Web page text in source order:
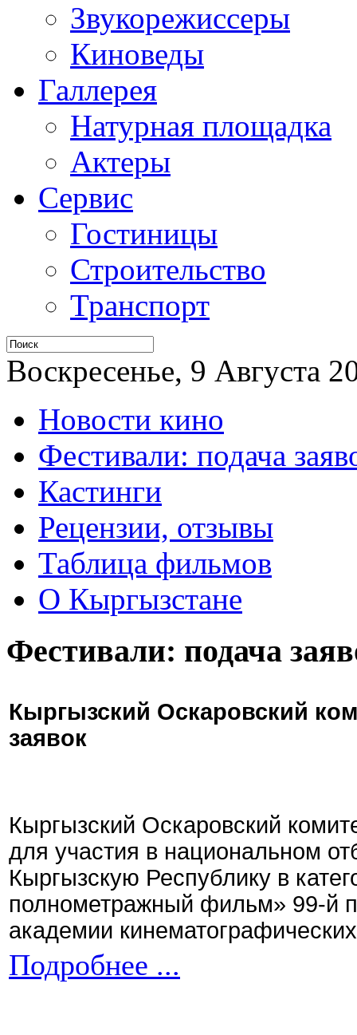
Звукорежиссеры
Киноведы
Галлерея
Натурная площадка
Актеры
Сервис
Гостиницы
Строительство
Транспорт
Воскресенье, 9 Августа
Новости кино
Фестивали: подача
Кастинги
Рецензии, отзывы
Таблица фильмов
О Кыргызстане
Фестивали: подача
Кыргызский Оскаровский
заявок
Кыргызский Оскаровский
для участия в национальном
Кыргызскую Республику в
полнометражный фильм» 99-й
академии
Подробнее ...